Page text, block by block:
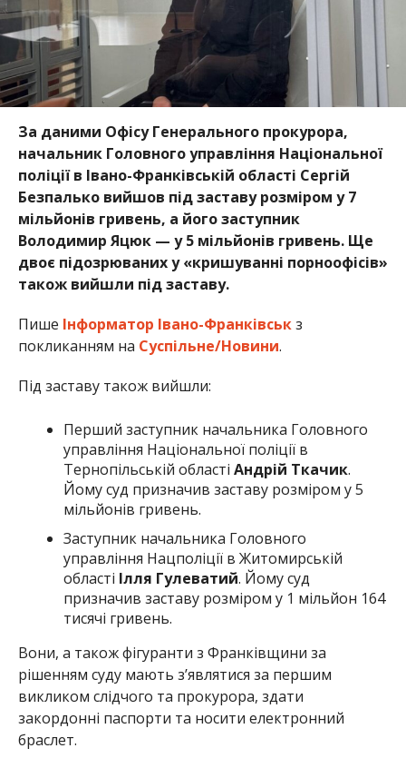
За даними Офісу Генерального прокурора,
начальник Головного управління Національної
поліції в Івано-Франківській області Сергій
Безпалько вийшов під заставу розміром у 7
мільйонів гривень, а його заступник
Володимир Яцюк — у 5 мільйонів гривень. Ще
двоє підозрюваних у «кришуванні порноофісів»
також вийшли під заставу.
Пише Інформатор Івано-Франківськз
покликанням на Суспільне/Новини.
Під заставу також вийшли:
Перший заступник начальника Головного
управління Національної поліції в
Тернопільській області Андрій Ткачик.
Йому суд призначив заставу розміром у 5
мільйонів гривень.
Заступник начальника Головного
управління Нацполіції в Житомирській
області Ілля Гулеватий. Йому суд
призначив заставу розміром у 1 мільйон 164
тисячі гривень.
Вони, а також фігуранти з Франківщини за
рішенням суду мають з’являтися за першим
викликом слідчого та прокурора, здати
закордонні паспорти та носити електронний
браслет.